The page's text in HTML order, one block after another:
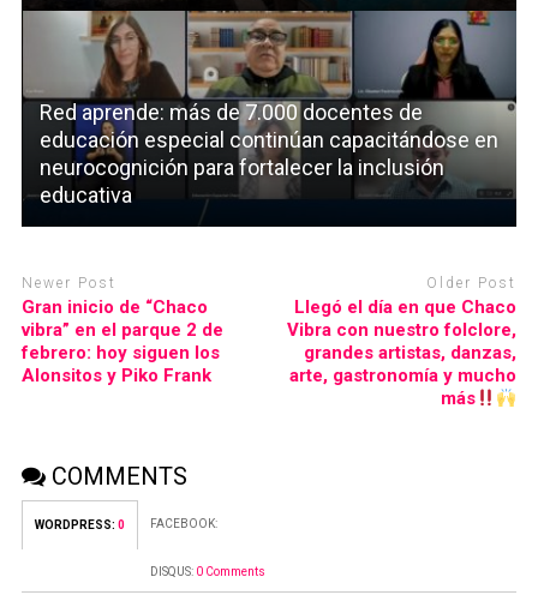
Red aprende: más de 7.000 docentes de
educación especial continúan capacitándose en
neurocognición para fortalecer la inclusión
educativa
Newer Post
Gran inicio de “Chaco
vibra” en el parque 2 de
febrero: hoy siguen los
Alonsitos y Piko Frank
Older Post
Llegó el día en que Chaco
Vibra con nuestro folclore,
grandes artistas, danzas,
arte, gastronomía y mucho
más
COMMENTS
WORDPRESS: 0 FACEBOOK:
DISQUS: 0 Comments